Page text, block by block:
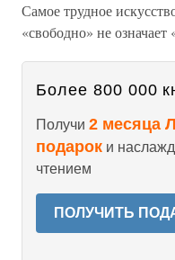
Самое трудное
«свободно» не означает
Более 800 000
Получи 2 месяца
подарок и
чтением
ПОЛУЧИТЬ